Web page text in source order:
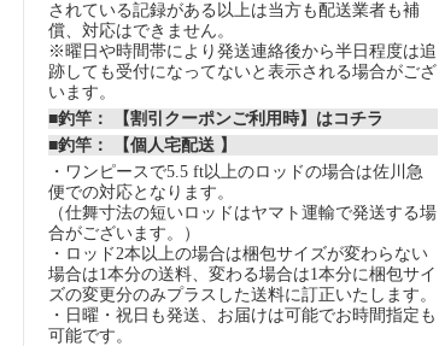
されている記録がある以上は当方も配送業者も補
償、対応はできません。
※曜日や時間帯により発送連絡後から半日程度は追
跡しても受付になってないと表示される場合がござ
います。
■釣竿： 【割引クーポンご利用時】はコチラ
■釣竿： 【個人宅配送 】
・ワンピースで5.5 ft以上のロッドの場合は佐川急
便での対応となります。
（仕舞寸法の短いロッドはヤマト運輸で発送する場
合がございます。）
・ロッド2本以上の場合は梱包サイズが変わらない
場合は1本分の送料、変わる場合は1本分に梱包サイ
ズの変更分のみプラスした送料に訂正いたします。
・日曜・祝日も発送、お届けは可能でお時間指定も
可能です。